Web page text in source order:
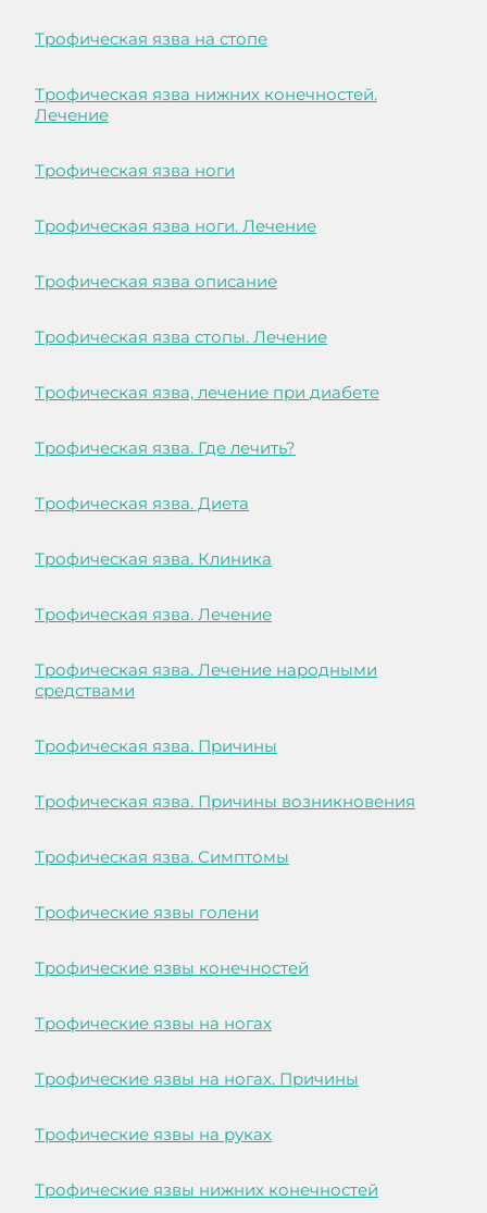
Трофическая язва на стопе
Трофическая язва нижних конечностей.
Лечение
Трофическая язва ноги
Трофическая язва ноги. Лечение
Трофическая язва описание
Трофическая язва стопы. Лечение
Трофическая язва, лечение при диабете
Трофическая язва. Где лечить?
Трофическая язва. Диета
Трофическая язва. Клиника
Трофическая язва. Лечение
Трофическая язва. Лечение народными
средствами
Трофическая язва. Причины
Трофическая язва. Причины возникновения
Трофическая язва. Симптомы
Трофические язвы голени
Трофические язвы конечностей
Трофические язвы на ногах
Трофические язвы на ногах. Причины
Трофические язвы на руках
Трофические язвы нижних конечностей